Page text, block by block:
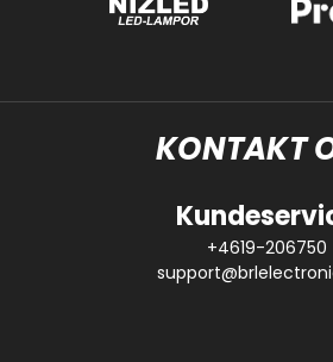
KONTAKT
+4619-206750